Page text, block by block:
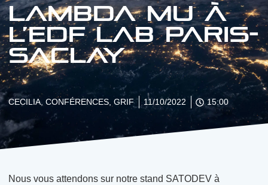
Lambda Mu à
l’EDF Lab Paris-
Saclay
CECILIA, CONFÉRENCES, GRIF 11/10/2022 15:00
Nous vous attendons sur notre stand SATODEV à